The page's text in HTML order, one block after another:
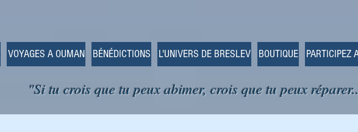
VOYAGES A OUMAN BÉNÉDICTIONS L'UNIVERS DE BRESLEV BOUTIQUE PARTICIPEZ
"Si tu crois que tu peux abimer, crois que tu peux